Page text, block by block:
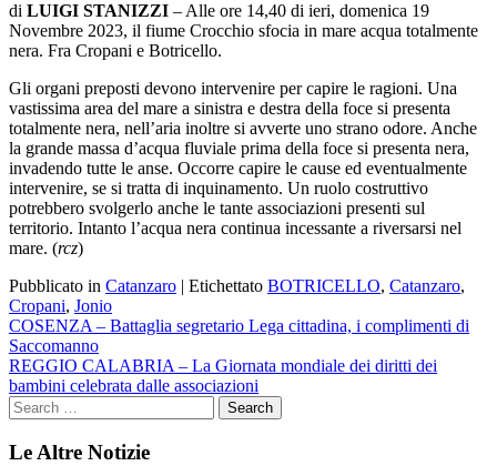
di LUIGI STANIZZI – Alle ore 14,40 di ieri, domenica 19
Novembre 2023, il fiume Crocchio sfocia in mare acqua totalmente
nera. Fra Cropani e Botricello.
Gli organi preposti devono intervenire per capire le ragioni. Una
vastissima area del mare a sinistra e destra della foce si presenta
totalmente nera, nell’aria inoltre si avverte uno strano odore. Anche
la grande massa d’acqua fluviale prima della foce si presenta nera,
invadendo tutte le anse. Occorre capire le cause ed eventualmente
intervenire, se si tratta di inquinamento. Un ruolo costruttivo
potrebbero svolgerlo anche le tante associazioni presenti sul
territorio. Intanto l’acqua nera continua incessante a riversarsi nel
mare. (rcz)
Pubblicato in Catanzaro | Etichettato BOTRICELLO, Catanzaro,
Cropani, Jonio
Navigazione
articoli
COSENZA – Battaglia segretario Lega cittadina, i complimenti di
Saccomanno
REGGIO CALABRIA – La Giornata mondiale dei diritti dei
bambini celebrata dalle associazioni
Le Altre Notizie